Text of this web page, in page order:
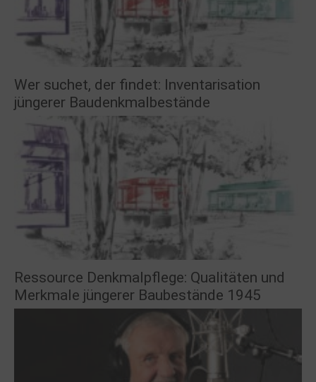
Wer suchet, der findet: Inventarisation
jüngerer Baudenkmalbestände
Ressource Denkmalpflege: Qualitäten und
Merkmale jüngerer Baubestände 1945